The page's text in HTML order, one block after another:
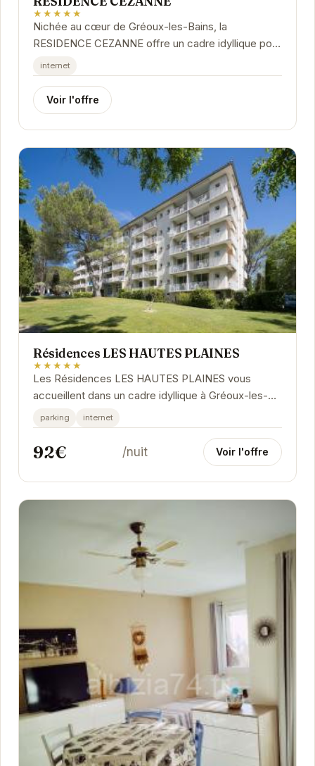
★★★★★
Nichée au cœur de Gréoux-les-Bains, la
RESIDENCE CEZANNE offre un cadre idyllique pour
des vacances reposantes. Ses appartements
confortables et...
internet
Voir l'offre
Résidences LES HAUTES PLAINES
★★★★★
Les Résidences LES HAUTES PLAINES vous
accueillent dans un cadre idyllique à Gréoux-les-
Bains. Profitez d'appartements confortables et
bien...
parking internet
92€ /nuit Voir l'offre